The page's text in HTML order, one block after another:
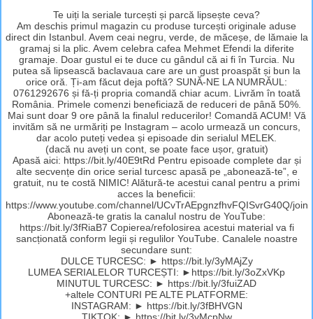
Te uiți la seriale turcești și parcă lipsește ceva?
Am deschis primul magazin cu produse turcești originale aduse
direct din Istanbul. Avem ceai negru, verde, de măceșe, de lămaie la
gramaj si la plic. Avem celebra cafea Mehmet Efendi la diferite
gramaje. Doar gustul ei te duce cu gândul că ai fi în Turcia. Nu
putea să lipsească baclavaua care are un gust proaspăt și bun la
orice oră. Ți-am făcut deja poftă? SUNĂ-NE LA NUMRĂUL:
0761292676 și fă-ți propria comandă chiar acum. Livrăm în toată
România. Primele comenzi beneficiază de reduceri de până 50%.
Mai sunt doar 9 ore până la finalul reducerilor! Comandă ACUM! Vă
invităm să ne urmăriți pe Instagram – acolo urmează un concurs,
dar acolo puteți vedea și episoade din serialul MELEK.
(dacă nu aveți un cont, se poate face ușor, gratuit)
Apasă aici: https://bit.ly/40E9tRd Pentru episoade complete dar și
alte secvențe din orice serial turcesc apasă pe „abonează-te”, e
gratuit, nu te costă NIMIC! Alătură-te acestui canal pentru a primi
acces la beneficii:
https://www.youtube.com/channel/UCvTrAEpgnzfhvFQISvrG40Q/join
Abonează-te gratis la canalul nostru de YouTube:
https://bit.ly/3fRiaB7 Copierea/refolosirea acestui material va fi
sancționată conform legii și regulilor YouTube. Canalele noastre
secundare sunt:
DULCE TURCESC: ► https://bit.ly/3yMAjZy
LUMEA SERIALELOR TURCEȘTI: ►https://bit.ly/3oZxVKp
MINUTUL TURCESC: ► https://bit.ly/3fuiZAD
+altele CONTURI PE ALTE PLATFORME:
INSTAGRAM: ► https://bit.ly/3fBHVGN
TIKTOK: ► https://bit.ly/3yMcpNw